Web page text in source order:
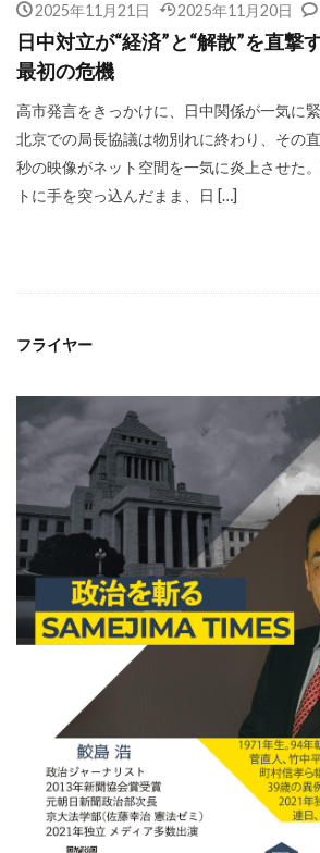
2025年11月21日 2025年11月20日
日中対立が“経済”と“解散”を直
最初の危機
高市発言をきっかけに、日中関係が一気に
北京での局長協議は物別れに終わり、その
秒の映像がネット空間を一気に炎上させた
トに手を突っ込んだまま、日 […]
フライヤー